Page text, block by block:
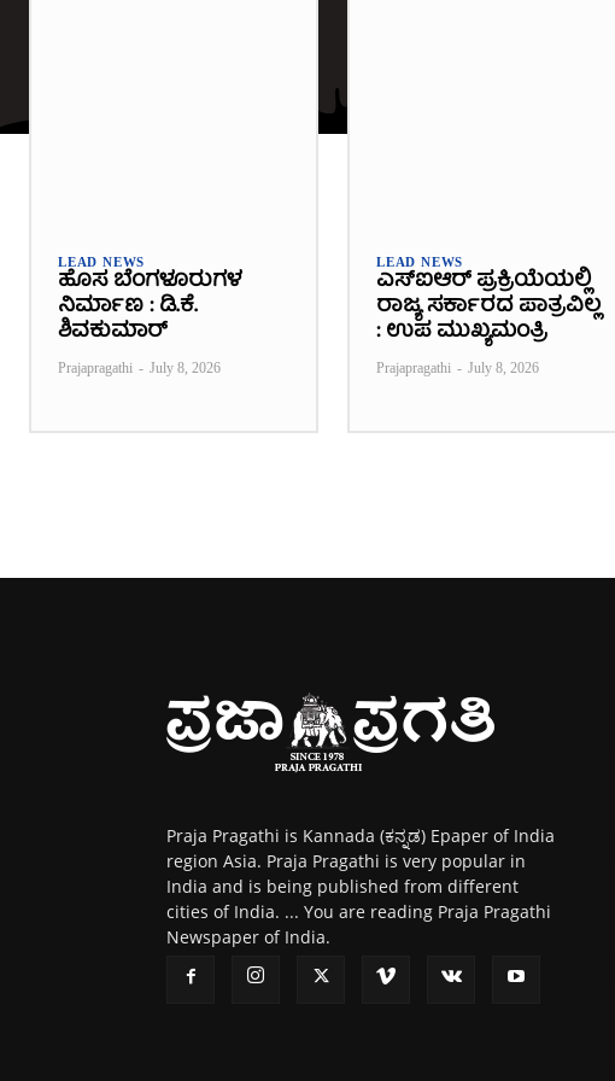
LEAD NEWS
ಹೊಸ ಬೆಂಗಳೂರುಗಳ
ನಿರ್ಮಾಣ : ಡಿ.ಕೆ.
ಶಿವಕುಮಾರ್
Prajapragathi - July 8, 2026
LEAD NEWS
ಎಸ್‌ಐಆರ್ ಪ್ರಕ್ರಿಯೆಯಲ್ಲಿ
ರಾಜ್ಯ ಸರ್ಕಾರದ ಪಾತ್ರವಿಲ್ಲ
: ಉಪ ಮುಖ್ಯಮಂತ್ರಿ
Prajapragathi - July 8, 2026
Praja Pragathi is Kannada (ಕನ್ನಡ) Epaper of India
region Asia. Praja Pragathi is very popular in
India and is being published from different
cities of India. ... You are reading Praja Pragathi
Newspaper of India.